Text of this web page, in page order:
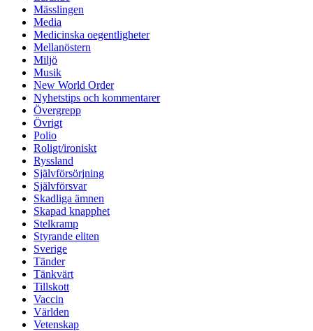
Mässlingen
Media
Medicinska oegentligheter
Mellanöstern
Miljö
Musik
New World Order
Nyhetstips och kommentarer
Övergrepp
Övrigt
Polio
Roligt/ironiskt
Ryssland
Självförsörjning
Självförsvar
Skadliga ämnen
Skapad knapphet
Stelkramp
Styrande eliten
Sverige
Tänder
Tänkvärt
Tillskott
Vaccin
Världen
Vetenskap